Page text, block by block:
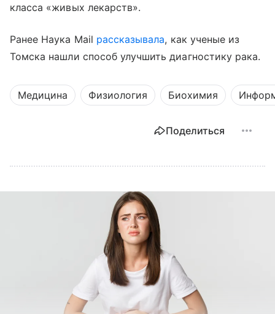
класса «живых лекарств».
Ранее Наука Mail рассказывала, как ученые из
Томска нашли способ улучшить диагностику рака.
Медицина Физиология Биохимия
Поделиться